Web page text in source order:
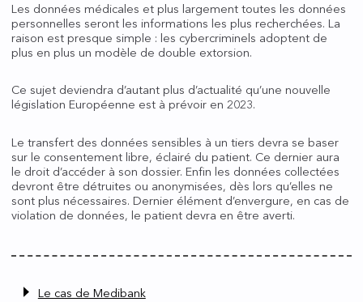
Les données médicales et plus largement toutes les données
personnelles seront les informations les plus recherchées. La
raison est presque simple : les cybercriminels adoptent de
plus en plus un modèle de double extorsion.
Ce sujet deviendra d’autant plus d’actualité qu’une nouvelle
législation Européenne est à prévoir en 2023.
Le transfert des données sensibles à un tiers devra se baser
sur le consentement libre, éclairé du patient. Ce dernier aura
le droit d’accéder à son dossier. Enfin les données collectées
devront être détruites ou anonymisées, dès lors qu’elles ne
sont plus nécessaires. Dernier élément d’envergure, en cas de
violation de données, le patient devra en être averti.
Le cas de Medibank